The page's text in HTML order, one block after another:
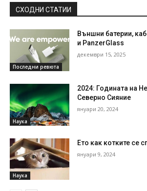
СХОДНИ СТАТИИ
Последни ревюта
Външни батерии,
и PanzerGlass
декември 15, 2025
Наука
2024: Годината на
Северно Сияние
януари 20, 2024
Наука
Ето как котките се
януари 9, 2024